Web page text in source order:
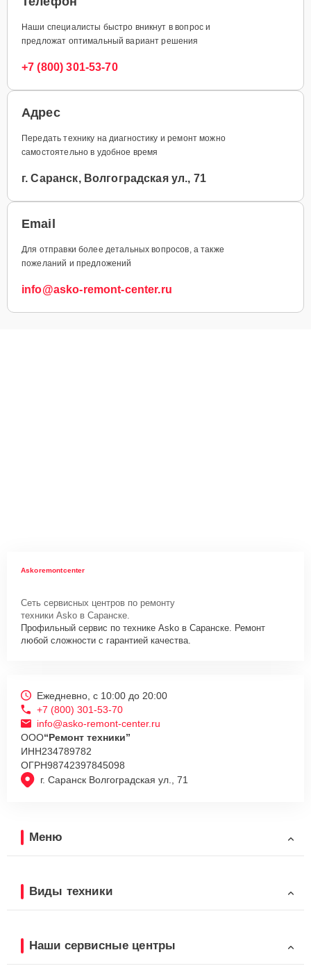
Наши специалисты быстро вникнут в вопрос и
предложат оптимальный вариант решения
+7 (800) 301-53-70
Адрес
Передать технику на диагностику и ремонт можно
самостоятельно в удобное время
г. Саранск, Волгоградская ул., 71
Email
Для отправки более детальных вопросов, а также
пожеланий и предложений
info@asko-remont-center.ru
Askoremontcenter
Сеть сервисных центров по ремонту
техники Asko в Саранске.
Профильный сервис по технике Asko в Саранске. Ремонт
любой сложности с гарантией качества.
г. Саранск Волгоградская ул., 71
Ежедневно, с 10:00 до 20:00
+7 (800) 301-53-70
info@asko-remont-center.ru
ООО“Ремонт техники”
ИНН234789782
ОГРН98742397845098
Меню
Виды техники
Наши сервисные центры